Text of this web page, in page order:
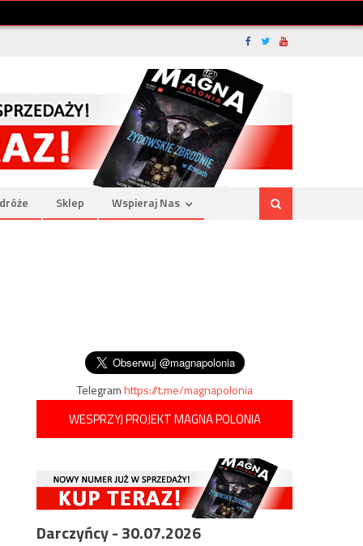
Sklep Wspieraj Nas
Telegramhttps://t.me/magnapolonia
WESPRZYJ PROJEKT MAGNA POLONIA
Darczyńcy - 30.07.2026